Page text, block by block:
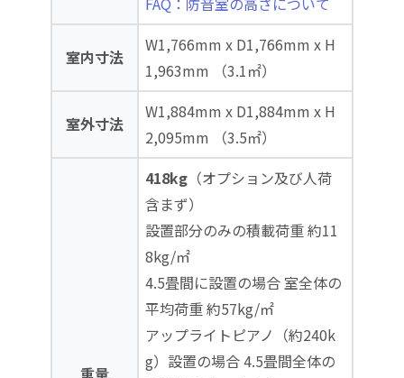
室内寸法
W1,766mm x D1,766mm x H
1,963mm （3.1㎡）
室外寸法
W1,884mm x D1,884mm x H
2,095mm （3.5㎡）
重量
418kg （オプション及び人荷
含まず）
設置部分のみの積載荷重 約11
8kg/㎡
4.5畳間に設置の場合 室全体の
平均荷重 約57kg/㎡
アップライトピアノ（約240k
g）設置の場合 4.5畳間全体の